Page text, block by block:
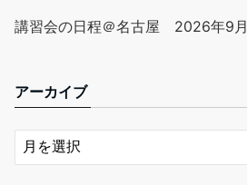
講習会の日程＠名古屋 2026年9月
アーカイブ